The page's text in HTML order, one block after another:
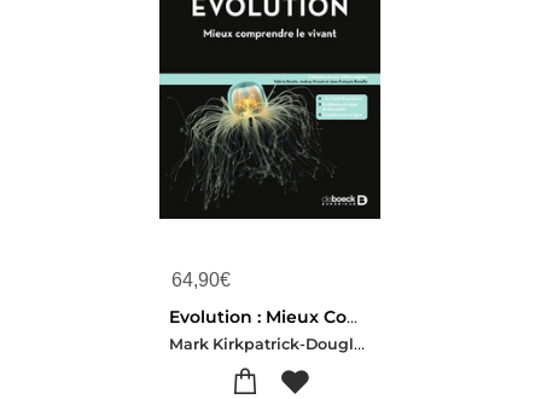
64,90€
Evolution : Mieux Comprendre Le Vivant
Mark Kirkpatrick-Douglas Futuyma